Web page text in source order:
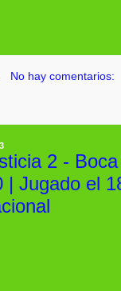
No hay comentarios:
2 -
| Jugado el